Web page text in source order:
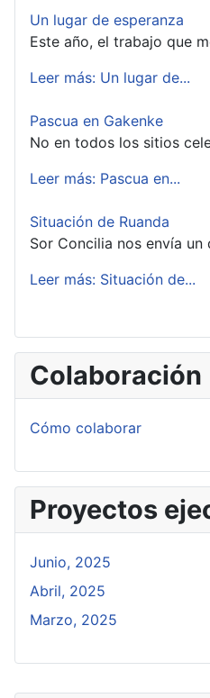
Un lugar de esperanza
Este año, el trabajo que
Leer más: Un lugar de...
Pascua en Gakenke
No en todos los sitios
Leer más: Pascua en...
Situación de Ruanda
Sor Concilia nos envía
Leer más: Situación de...
Colaboración
Cómo colaborar
Proyectos
Junio, 2025
Abril, 2025
Marzo, 2025